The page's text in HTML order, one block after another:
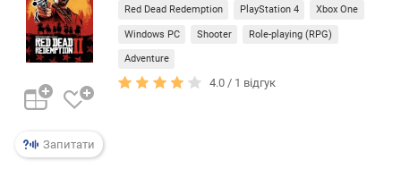
і
д
д
е
ш
е
и
х
Запитати
Red Dead Redemption PlayStation 4 Xbox One
Windows PC Shooter Role-playing (RPG)
Adventure
4.0 / 1 відгук